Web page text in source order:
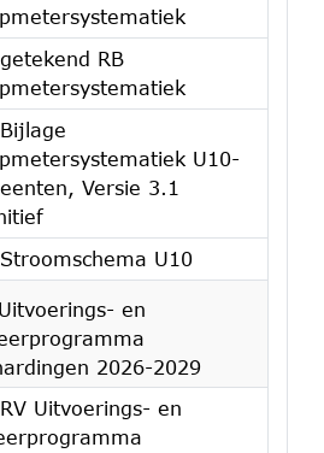
getekend RB
Bijlage
U10-
Versie 3.1
Stroomschema U10
en
2026-2029
RV Uitvoerings- en